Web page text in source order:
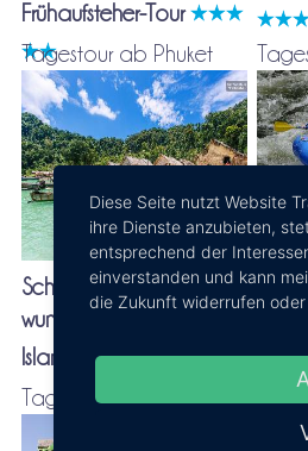
Frühaufsteher-Tour
Tagestour ab Phuket
Schnorchel-Tour zu den
wunderschönen Surin
Islands
in
Tagestour ab Phuket
Diese Seite nutzt Website
ihre Dienste anzubieten,
entsprechend der
einverstanden und kann
die Zukunft widerrufen oder